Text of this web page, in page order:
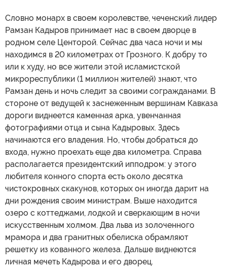
Словно монарх в своем королевстве, чеченский лидер
Рамзан Кадыров принимает нас в своем дворце в
родном селе Центорой. Сейчас два часа ночи и мы
находимся в 20 километрах от Грозного. К добру то
или к худу, но все жители этой исламистской
микрореспублики (1 миллион жителей) знают, что
Рамзан день и ночь следит за своими согражданами. В
стороне от ведущей к заснеженным вершинам Кавказа
дороги виднеется каменная арка, увенчанная
фотографиями отца и сына Кадыровых. Здесь
начинаются его владения. Но, чтобы добраться до
входа, нужно проехать еще два километра. Справа
располагается президентский ипподром: у этого
любителя конного спорта есть около десятка
чистокровных скакунов, которых он иногда дарит на
дни рождения своим министрам. Выше находится
озеро с коттеджами, лодкой и сверкающим в ночи
искусственным холмом. Два льва из золоченного
мрамора и два гранитных обелиска обрамляют
решетку из кованного железа. Дальше виднеются
личная мечеть Кадырова и его дворец.